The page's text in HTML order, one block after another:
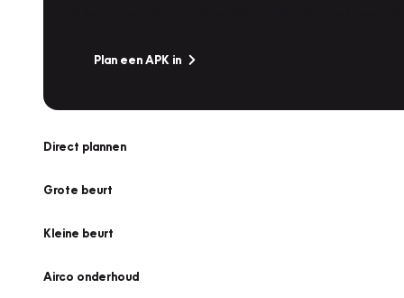
Plan een APK in
Direct plannen
Grote beurt
Kleine beurt
Airco onderhoud